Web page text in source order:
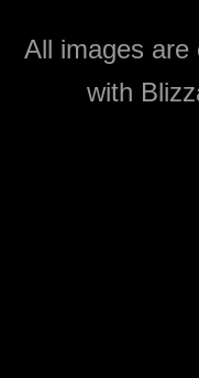
All images are
with